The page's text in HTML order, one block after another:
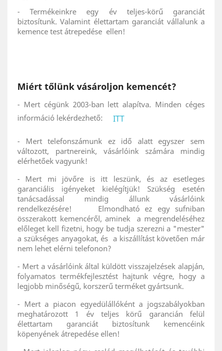
- Termékeinkre egy év teljes-körű garanciát
biztosítunk. Valamint élettartam garanciát vállalunk a
kemence test átrepedése ellen!
Miért tőlünk vásároljon kemencét?
- Mert cégünk 2003-ban lett alapítva. Minden céges
információ lekérdezhető:
ITT
- Mert telefonszámunk ez idő alatt egyszer sem
változott, partnereink, vásárlóink számára mindig
elérhetőek vagyunk!
- Mert mi jövőre is itt leszünk, és az esetleges
garanciális igényeket kielégítjük! Szükség esetén
tanácsadással mindig állunk vásárlóink
rendelkezésére! Elmondható ez egy sufniban
összerakott kemencéről, aminek a megrendeléséhez
előleget kell fizetni, hogy be tudja szerezni a "mester"
a szükséges anyagokat, és a kiszállítást követően már
nem lehet elérni telefonon?
- Mert a vásárlóink által küldött visszajelzések alapján,
folyamatos termékfejlesztést hajtunk végre, hogy a
legjobb minőségű, korszerű terméket gyártsunk.
- Mert a piacon egyedülállóként a jogszabályokban
meghatározott 1 év teljes körű garancián felül
élettartam garanciát biztosítunk kemencéink
köpenyének átrepedése ellen!